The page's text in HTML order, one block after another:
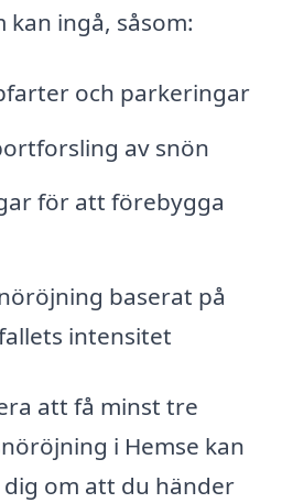
ingå, såsom:
och parkeringar
av snön
för att förebygga
baserat på
intensitet
att få minst tre
i Hemse kan
om att du händer